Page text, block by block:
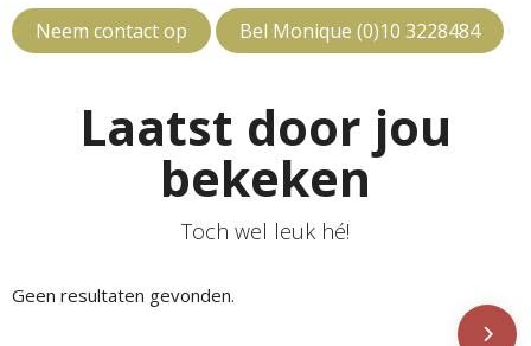
Neem contact op Bel Monique (0)10 3228484
Laatst door jou
bekeken
Toch wel leuk hé!
Geen resultaten gevonden.